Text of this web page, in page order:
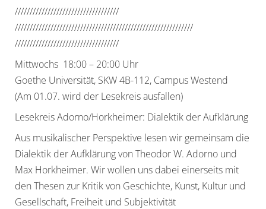
///////////////////////////////////
////////////////////////////////////////////////////////////
///////////////////////////////////
Mittwochs 18:00 – 20:00 Uhr
Goethe Universität, SKW 4B-112, Campus Westend
(Am 01.07. wird der Lesekreis ausfallen)
Lesekreis Adorno/Horkheimer: Dialektik der Aufklärung
Aus musikalischer Perspektive lesen wir gemeinsam die
Dialektik der Aufklärung von Theodor W. Adorno und
Max Horkheimer. Wir wollen uns dabei einerseits mit
den Thesen zur Kritik von Geschichte, Kunst, Kultur und
Gesellschaft, Freiheit und Subjektivität